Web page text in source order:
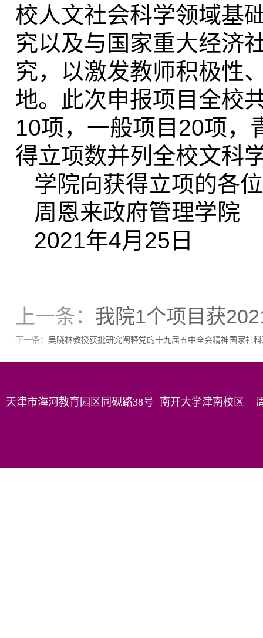
校人文社会科学领域基
究以及与国家重大经济
究，以激发教师积极性
地。此次申报项目全校
10项，一般项目 20项，
得立项数并列全校文科
学院向获得立项的各
周恩来政府管理学院
2021年4月25日
上一条： 我院1个项目获
下一条： 吴晓林教授获批研究阐释党的十九届五中全会精神国家社
天津市海河教育园区同砚路38号 南开大学津南校区